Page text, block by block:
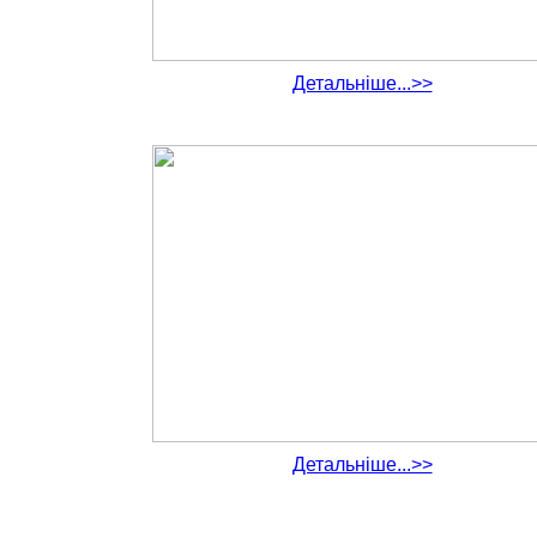
Детальніше...>>
Детальніше...>>